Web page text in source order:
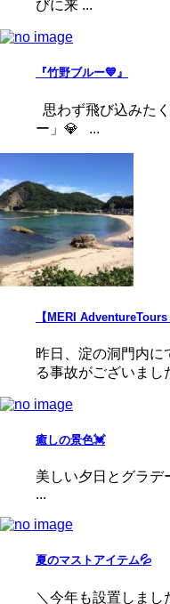
びに来 ...
『竹野ブルー💙』
思わず飛び込みた
ー」💎 ...
【MERI AdventureTours
昨日、淀の洞門内に
る事故がございまし
癒しの景色💓
美しい夕日とグラ
...
夏のマストアイテム💦
＼今年も設置しま